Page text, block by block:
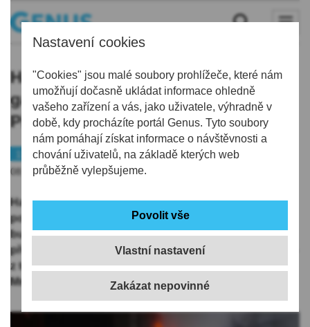
Nastavení cookies
"Cookies" jsou malé soubory prohlížeče, které nám
umožňují dočasně ukládat informace ohledně
vašeho zařízení a vás, jako uživatele, výhradně v
době, kdy procházíte portál Genus. Tyto soubory
nám pomáhají získat informace o návštěvnosti a
chování uživatelů, na základě kterých web
průběžně vylepšujeme.
Vlastní nastavení
Hasiči zasahovali večer u požáru
garáže v Přepeřích u Turnova.
Příčina a výše škod jsou v šetření
08.01.2026 | 8:34
Hasičské jednotky z Turnovska večer zasahovaly u
požáru garáže v Přepeřích u Turnova. Požár nízké
budovy – zděné garáže nám byl nahlášen 2 minuty
před 21. hodinou, vyjelo k němu šest jednotek hasičů –
z toho jedna v rámci mezikrajské výpomoci z HS
Mnichovo Hradiště HZS Středočeského kraje.